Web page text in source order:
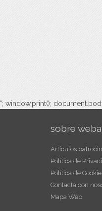
"; window.print();
sobre
Artículos
Política de
Política de
Contacta con
Mapa Web